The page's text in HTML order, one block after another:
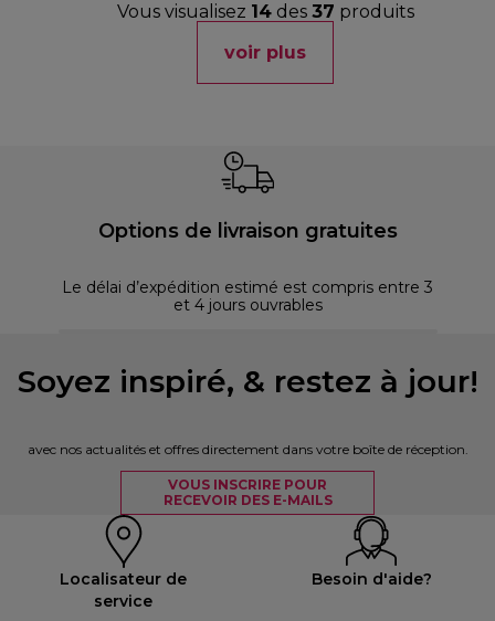
Vous visualisez 14des 37 produits
voir plus
Options de livraison gratuites
Le délai d’expédition estimé est compris entre 3
et 4 jours ouvrables
Soyez inspiré, & restez à jour!
avec nos actualités et offres directement dans votre boîte de réception.
VOUS INSCRIRE POUR
RECEVOIR DES E-MAILS
Localisateur de
service
Besoin d'aide?